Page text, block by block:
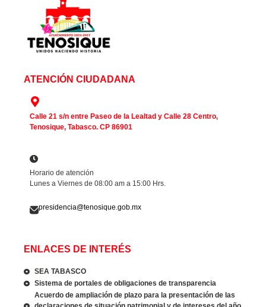
ATENCIÓN CIUDADANA
Calle 21 s/n entre Paseo de la Lealtad y Calle 28 Centro,
Tenosique, Tabasco. CP 86901
Horario de atención
Lunes a Viernes de 08:00 am a 15:00 Hrs.
presidencia@tenosique.gob.mx
ENLACES DE INTERÉS
SEA TABASCO
Sistema de portales de obligaciones de transparencia
Acuerdo de ampliación de plazo para la presentación de las